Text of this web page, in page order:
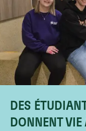
DES
DONNENT VIE